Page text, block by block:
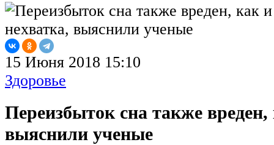
15 Июня 2018 15:10
Здоровье
Переизбыток сна также вреден,
выяснили ученые